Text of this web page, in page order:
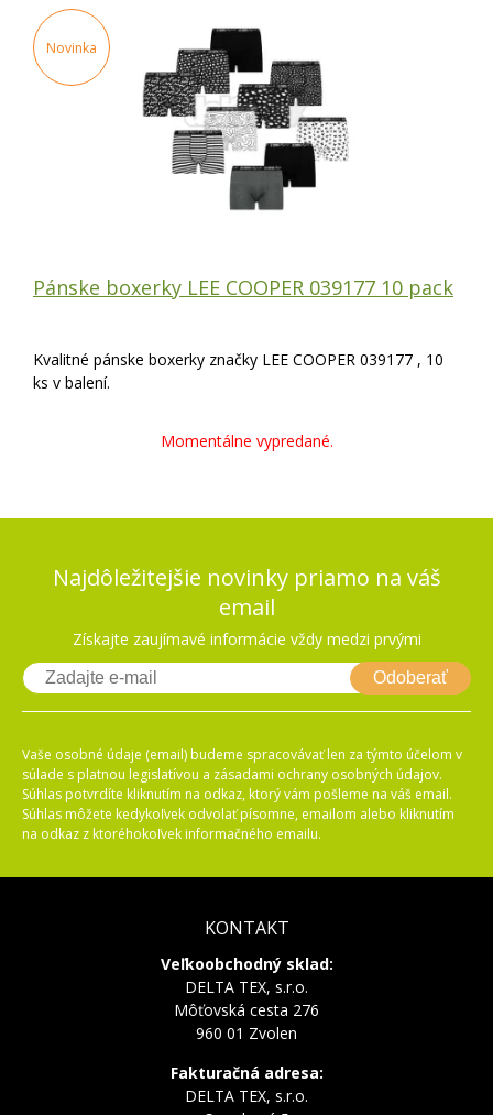
Novinka
Pánske boxerky LEE COOPER 039177 10 pack
Kvalitné pánske boxerky značky LEE COOPER 039177 , 10
ks v balení.
Momentálne vypredané.
Najdôležitejšie novinky priamo na váš
email
Získajte zaujímavé informácie vždy medzi prvými
Odoberať
Vaše osobné údaje (email) budeme spracovávať len za týmto účelom v
súlade s platnou legislatívou a zásadami ochrany osobných údajov.
Súhlas potvrdíte kliknutím na odkaz, ktorý vám pošleme na váš email.
Súhlas môžete kedykoľvek odvolať písomne, emailom alebo kliknutím
na odkaz z ktoréhokoľvek informačného emailu.
KONTAKT
Veľkoobchodný sklad:
DELTA TEX, s.r.o.
Môťovská cesta 276
960 01 Zvolen
Fakturačná adresa:
DELTA TEX, s.r.o.